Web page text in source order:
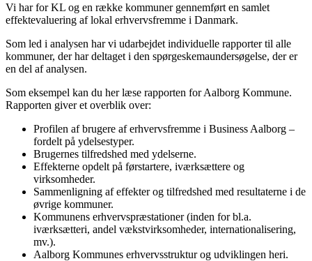
Vi har for KL og en række kommuner gennemført en samlet
effektevaluering af lokal erhvervsfremme i Danmark.
Som led i analysen har vi udarbejdet individuelle rapporter til alle
kommuner, der har deltaget i den spørgeskemaundersøgelse, der er
en del af analysen.
Som eksempel kan du her læse rapporten for Aalborg Kommune.
Rapporten giver et overblik over:
Profilen af brugere af erhvervsfremme i Business Aalborg –
fordelt på ydelsestyper.
Brugernes tilfredshed med ydelserne.
Effekterne opdelt på førstartere, iværksættere og
virksomheder.
Sammenligning af effekter og tilfredshed med resultaterne i de
øvrige kommuner.
Kommunens erhvervspræstationer (inden for bl.a.
iværksætteri, andel vækstvirksomheder, internationalisering,
mv.).
Aalborg Kommunes erhvervsstruktur og udviklingen heri.